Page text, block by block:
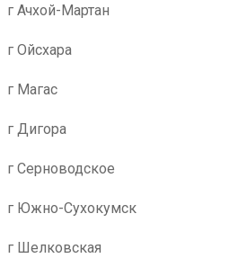
г Ачхой-Мартан
г Ойсхара
г Магас
г Дигора
г Серноводское
г Южно-Сухокумск
г Шелковская